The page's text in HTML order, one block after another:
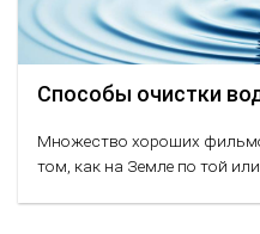
Способы очистки
Множество хороших
том, как на Земле по той или